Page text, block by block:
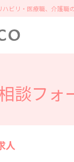
ビリ・医療職、介護職
談フォ
人